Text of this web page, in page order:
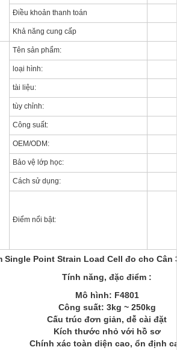
Điều khoản thanh toán
Khả năng cung cấp
Tên sản phẩm:
loại hình:
tài liệu:
tùy chỉnh:
Công suất:
OEM/ODM:
Bảo vệ lớp học:
Cách sử dụng:
Điểm nổi bật:
Single Point Strain Load Cell đo cho Cân
Tính năng, đặc điểm :
Mô hình: F4801
Công suất: 3kg ~ 250kg
Cấu trúc đơn giản, dễ cài đặt
Kích thước nhỏ với hồ sơ
Chính xác toàn diện cao, ổn định